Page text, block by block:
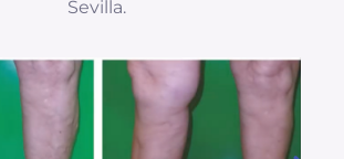
Sevilla.